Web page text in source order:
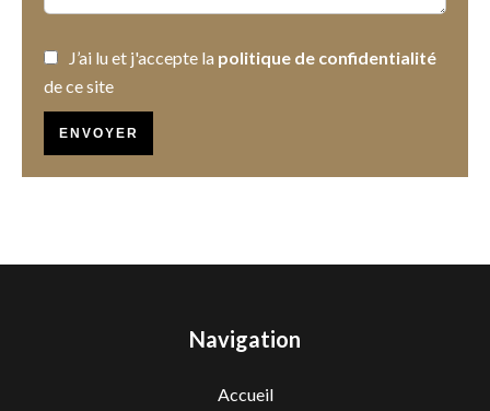
J’ai lu et j'accepte la politique de confidentialité
de ce site
ENVOYER
Navigation
Accueil